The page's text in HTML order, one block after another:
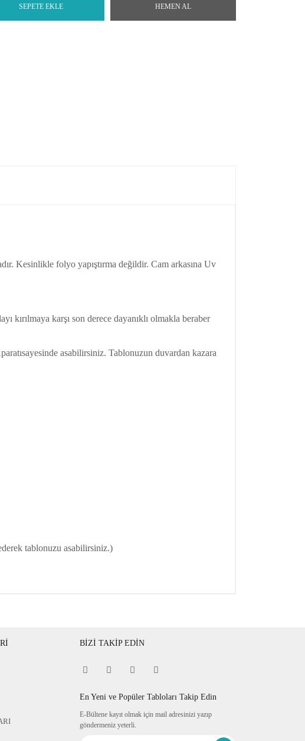
SEPETE EKLE HEMEN AL
Kesinlikle folyo yapıştırma değildir. Cam arkasına Uv
kırılmaya karşı son derece dayanıklı olmakla beraber
asabilirsiniz. Tablonuzun duvardan kazara
tablonuzu asabilirsiniz.)
BİZİ TAKİP EDİN
En Yeni ve Popüler Tabloları Takip Edin
E-Bültene kayıt olmak için mail adresinizi yazıp
göndermeniz yeterli.